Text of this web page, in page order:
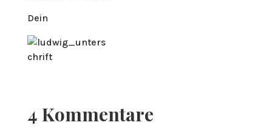
Dein
4 Kommentare